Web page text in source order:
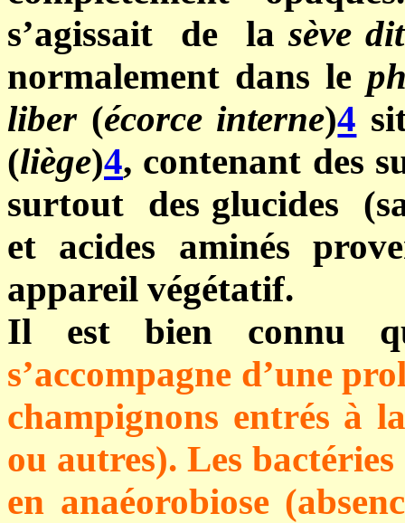
s’agissait de lasève
normalement dans le
liber(écorce interne)4
(liège)4, contenant des
surtout des glucides
et acides aminés
appareil végétatif.
Il est bien connu
s’accompagne d’une
champignons entrés à
ou autres). Les
en anaéorobiose